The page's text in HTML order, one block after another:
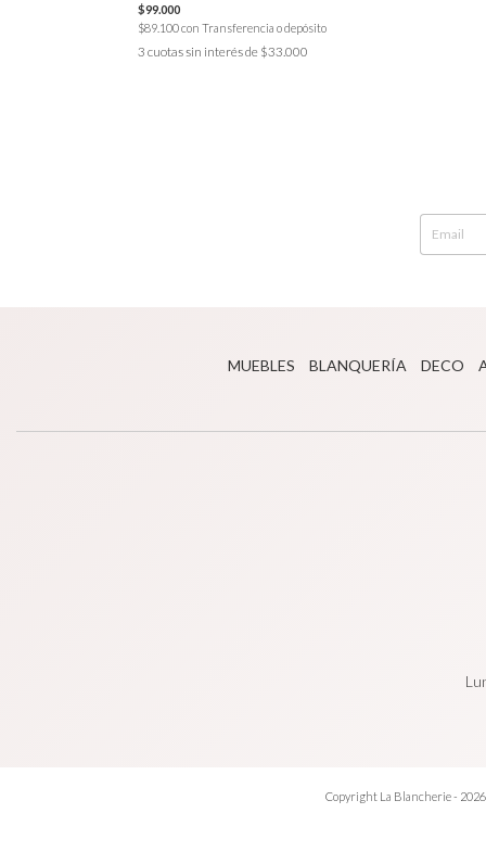
$99.000
$89.100con Transferencia o depósito
3 cuotas sin interés de $33.000
MUEBLES BLANQUERÍA DECO
Copyright La Blancherie -